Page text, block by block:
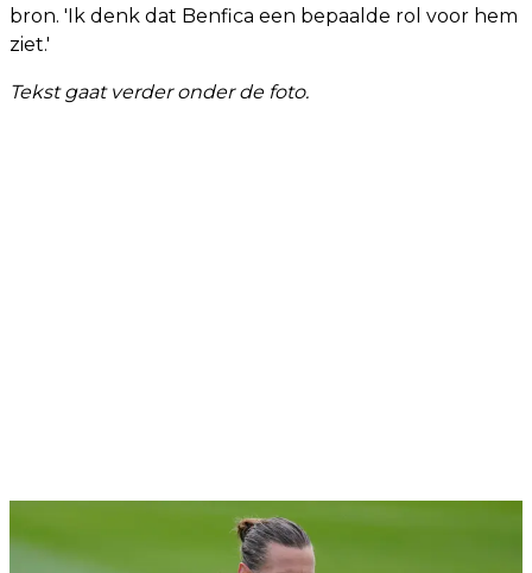
bron. 'Ik denk dat Benfica een bepaalde rol voor hem
ziet.'
Tekst gaat verder onder de foto.